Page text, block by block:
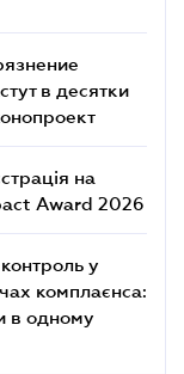
в десятки
на
Award 2026
у
комплаєнса:
в одному